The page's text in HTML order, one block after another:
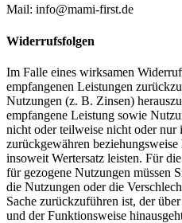
Mail: info@mami-first.de
Widerrufsfolgen
Im Falle eines wirksamen
empfangenen Leistungen
Nutzungen (z. B. Zinsen)
empfangene Leistung sowie
nicht oder teilweise nicht oder nur
zurückgewähren beziehungsweise
insoweit Wertersatz leisten. Für
für gezogene Nutzungen müssen
die Nutzungen oder die
Sache zurückzuführen ist, der
und der Funktionsweise